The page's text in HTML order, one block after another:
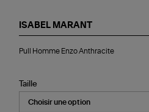
ISABEL MARANT
Homme
Pull Homme Enzo Anthracite
Taille